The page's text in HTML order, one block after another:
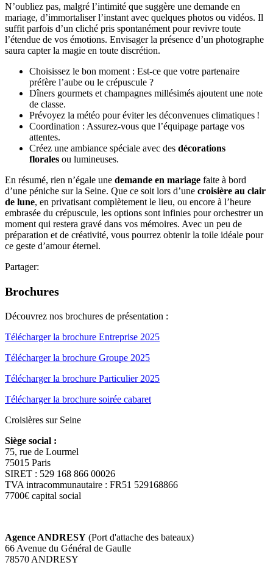
N’oubliez pas, malgré l’intimité que suggère une demande en
mariage, d’immortaliser l’instant avec quelques photos ou vidéos. Il
suffit parfois d’un cliché pris spontanément pour revivre toute
l’étendue de vos émotions. Envisager la présence d’un photographe
saura capter la magie en toute discrétion.
Choisissez le bon moment : Est-ce que votre partenaire
préfère l’aube ou le crépuscule ?
Dîners gourmets et champagnes millésimés ajoutent une note
de classe.
Prévoyez la météo pour éviter les déconvenues climatiques !
Coordination : Assurez-vous que l’équipage partage vos
attentes.
Créez une ambiance spéciale avec des décorations
florales ou lumineuses.
En résumé, rien n’égale une demande en mariage faite à bord
d’une péniche sur la Seine. Que ce soit lors d’une croisière au clair
de lune, en privatisant complètement le lieu, ou encore à l’heure
embrasée du crépuscule, les options sont infinies pour orchestrer un
moment qui restera gravé dans vos mémoires. Avec un peu de
préparation et de créativité, vous pourrez obtenir la toile idéale pour
ce geste d’amour éternel.
Partager:
Brochures
Découvrez nos brochures de présentation :
Télécharger la brochure Entreprise 2025
Télécharger la brochure Groupe 2025
Télécharger la brochure Particulier 2025
Télécharger la brochure soirée cabaret
Croisières sur Seine
Siège social :
75, rue de Lourmel
75015 Paris
SIRET : 529 168 866 00026
TVA intracommunautaire : FR51 529168866
7700€ capital social
Agence ANDRESY (Port d'attache des bateaux)
66 Avenue du Général de Gaulle
78570 ANDRESY